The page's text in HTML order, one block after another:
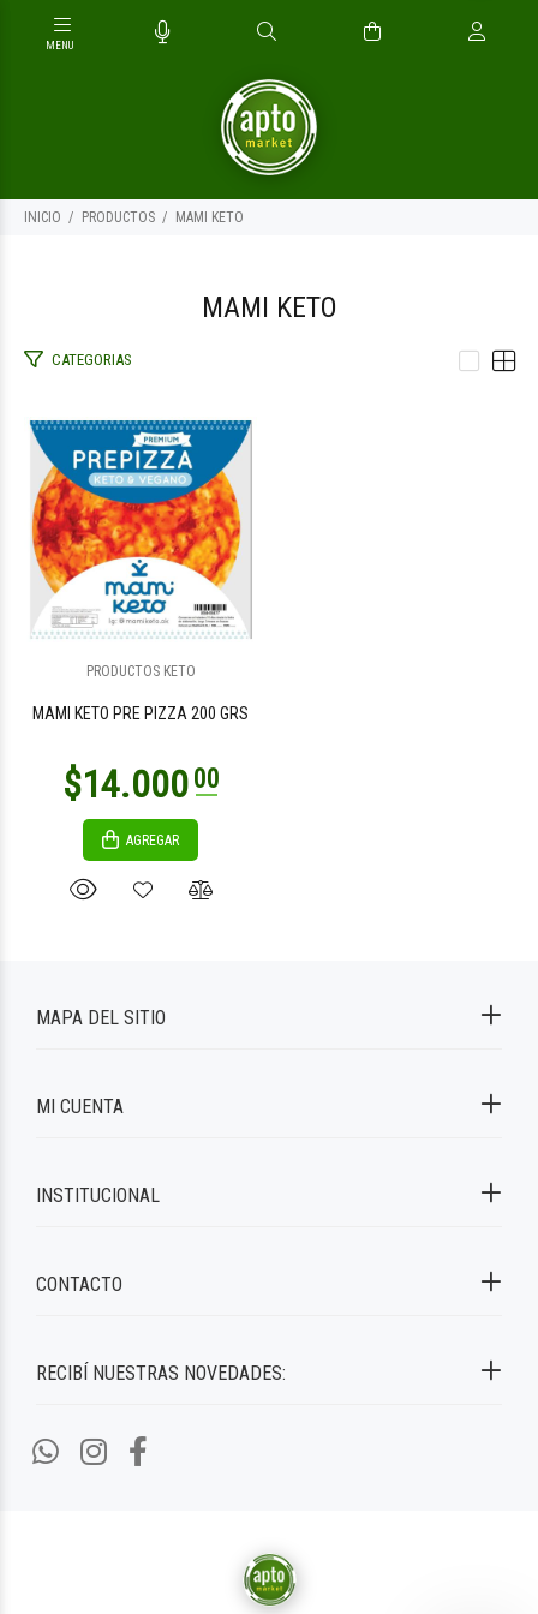
INICIO PRODUCTOS MAMI KETO
MAMI KETO
CATEGORIAS
PRODUCTOS KETO
MAMI KETO PRE PIZZA 200 GRS
AGREGAR
RECIBÍ NUESTRAS NOVEDADES:
MAPA DEL SITIO
MI CUENTA
INSTITUCIONAL
CONTACTO